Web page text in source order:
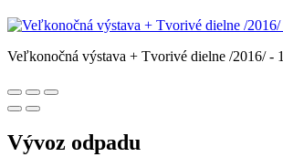
Veľkonočná výstava + Tvorivé dielne /2016/ - 1
Vývoz odpadu